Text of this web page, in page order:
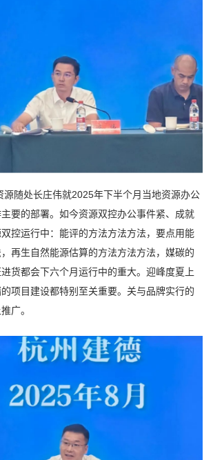
源随处长庄伟就2025年下半个月当地资源办公
要的部署。如今资源双控办公事件紧、成就
控运行中：能评的方法方法方法，要点用能
再生自然能源估算的方法方法方法，媒碳的
货都会下六个月运行中的重大。迎峰度夏上
项目建设都特别至关重要。关与品牌实行的
广。